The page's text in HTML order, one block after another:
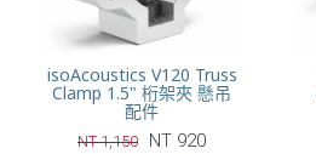
isoAcoustics V120 Truss
Clamp 1.5" 桁架夾 懸吊
配件
NT 1,150 NT 920